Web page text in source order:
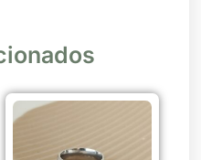
Este
tiene